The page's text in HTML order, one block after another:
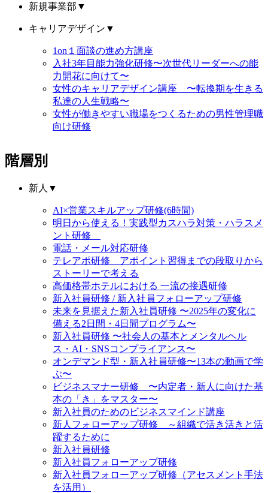
新規事業部 ▼
キャリアデザイン ▼
1on１面談の進め方講座
入社3年目能力強化研修〜次世代リーダーへの能
力開花に向けて〜
女性のキャリアデザイン講座 〜転換期を生きる
私達の人生戦略〜
女性が働きやすい職場をつくるための男性管理職
向け研修
階層別
新人 ▼
AI×営業スキルアップ研修(6時間)
明日から使える！実践型カスハラ対策・ハラスメ
ント研修
電話・メール対応研修
テレアポ研修 アポイント習得までの段取りから
ストーリーで考える
高価格帯ホテルにおける 一流の接遇研修
新入社員研修 / 新入社員フォローアップ研修
未来を見据えた新入社員研修 〜2025年の変化に
備える2日間・4日間プログラム〜
新入社員研修 〜社会人の基本とメンタルヘル
ス・AI・SNSコンプライアンス〜
オンデマンド型・新入社員研修〜13本の動画で学
ぶ〜
ビジネスマナー研修 〜内定者・新人に向けた基
本の「き」をマスター〜
新入社員のためのビジネスマインド講座
新人フォローアップ研修 ～組織で活き活きと活
躍するために
新入社員研修
新入社員フォローアップ研修
新入社員フォローアップ研修（アセスメント手法
を活用）